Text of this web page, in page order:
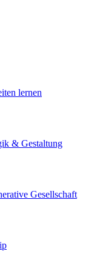
lernen
& Gestaltung
Gesellschaft